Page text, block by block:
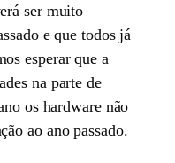
ser muito
e que todos já
esperar que a
na parte de
os hardware não
ao ano passado.